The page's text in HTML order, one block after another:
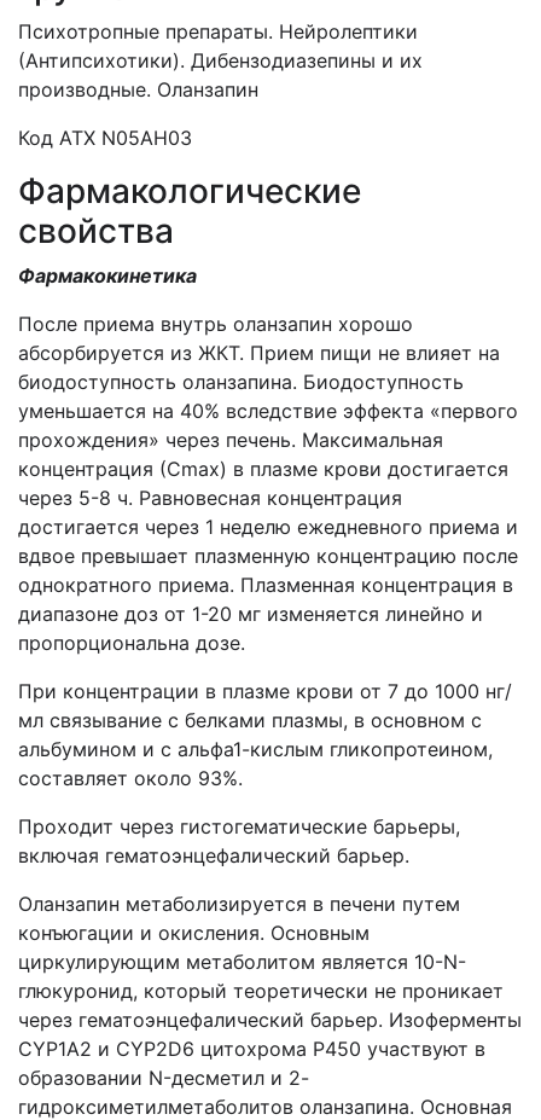
Психотропные препараты. Нейролептики
(Антипсихотики). Дибензодиазепины и их
производные. Оланзапин
Код АТХ N05AH03
Фармакологические
свойства
Фармакокинетика
После приема внутрь оланзапин хорошо
абсорбируется из ЖКТ. Прием пищи не влияет на
биодоступность оланзапина. Биодоступность
уменьшается на 40% вследствие эффекта «первого
прохождения» через печень. Максимальная
концентрация (Сmax) в плазме крови достигается
через 5-8 ч. Равновесная концентрация
достигается через 1 неделю ежедневного приема и
вдвое превышает плазменную концентрацию после
однократного приема. Плазменная концентрация в
диапазоне доз от 1-20 мг изменяется линейно и
пропорциональна дозе.
При концентрации в плазме крови от 7 до 1000 нг/
мл связывание с белками плазмы, в основном с
альбумином и с альфа1-кислым гликопротеином,
составляет около 93%.
Проходит через гистогематические барьеры,
включая гематоэнцефалический барьер.
Оланзапин метаболизируется в печени путем
конъюгации и окисления. Основным
циркулирующим метаболитом является 10-N-
глюкуронид, который теоретически не проникает
через гематоэнцефалический барьер. Изоферменты
CYP1A2 и CYP2D6 цитохрома Р450 участвуют в
образовании N-десметил и 2-
гидроксиметилметаболитов оланзапина. Основная